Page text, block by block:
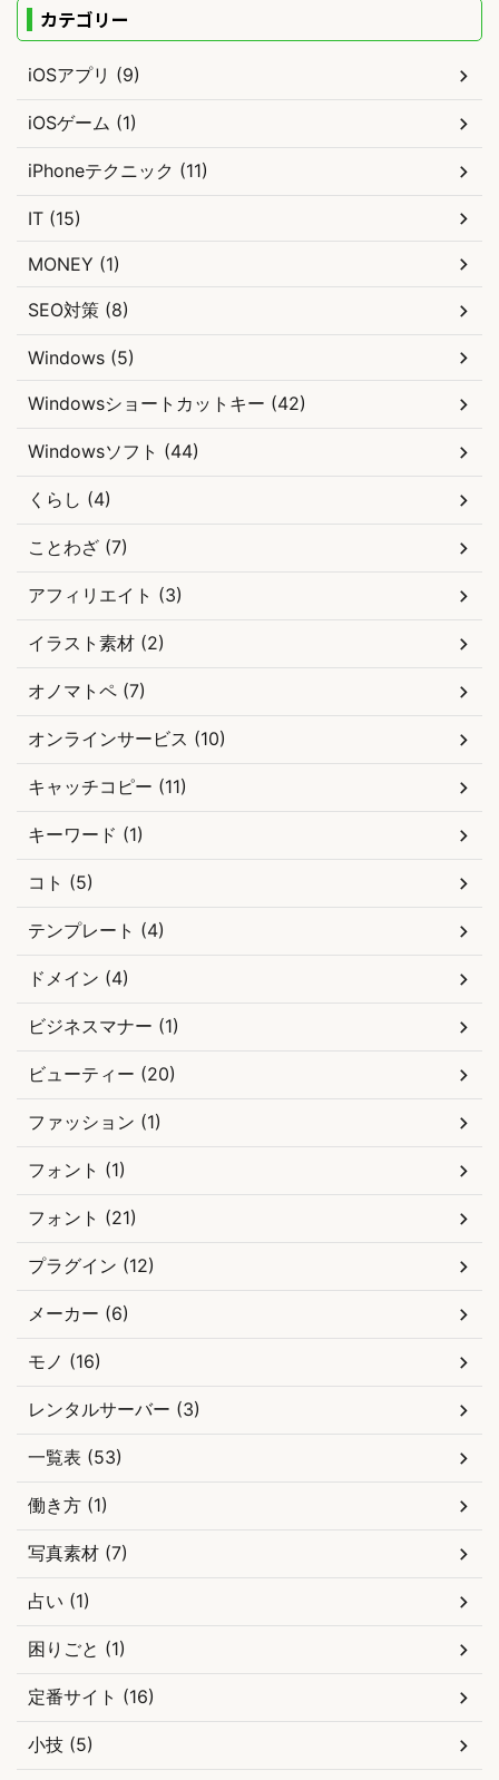
カテゴリー
iOSアプリ (9)
iOSゲーム (1)
iPhoneテクニック (11)
IT (15)
MONEY (1)
SEO対策 (8)
Windows (5)
Windowsショートカットキー (42)
Windowsソフト (44)
くらし (4)
ことわざ (7)
アフィリエイト (3)
イラスト素材 (2)
オノマトペ (7)
オンラインサービス (10)
キャッチコピー (11)
キーワード (1)
コト (5)
テンプレート (4)
ドメイン (4)
ビジネスマナー (1)
ビューティー (20)
ファッション (1)
フォント (1)
フォント (21)
プラグイン (12)
メーカー (6)
モノ (16)
レンタルサーバー (3)
一覧表 (53)
働き方 (1)
写真素材 (7)
占い (1)
困りごと (1)
定番サイト (16)
小技 (5)